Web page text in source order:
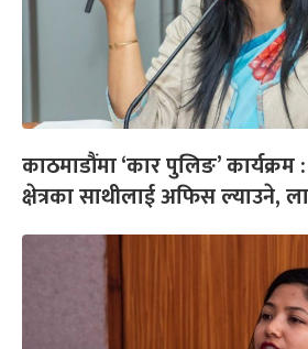
काठमाडौंमा ‘कार पुलिङ’
क्षेत्रका साथीलाई अफिस ल्याउने,